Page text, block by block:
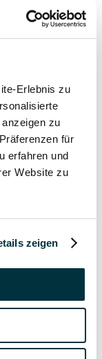
Erlebnis zu
zu
für
erfahren und
Website zu
zeigen
sollte
es wichtig?